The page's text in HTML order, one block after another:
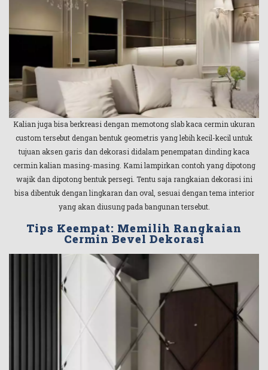
Kalian juga bisa berkreasi dengan memotong slab kaca cermin ukuran
custom tersebut dengan bentuk geometris yang lebih kecil-kecil untuk
tujuan aksen garis dan dekorasi didalam penempatan dinding kaca
cermin kalian masing-masing. Kami lampirkan contoh yang dipotong
wajik dan dipotong bentuk persegi. Tentu saja rangkaian dekorasi ini
bisa dibentuk dengan lingkaran dan oval, sesuai dengan tema interior
yang akan diusung pada bangunan tersebut.
Tips Keempat: Memilih Rangkaian
Cermin Bevel Dekorasi